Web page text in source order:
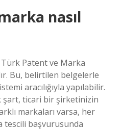
nasıl
Patent ve Marka
Bu, belirtilen belgelerle
aracılığıyla yapılabilir.
şart, ticari bir şirketinizin
markaları varsa, her
tescili başvurusunda